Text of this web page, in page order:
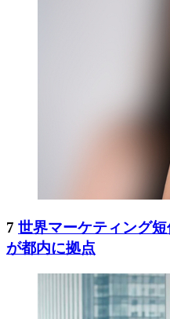
7 世界マーケティング
が都内に拠点